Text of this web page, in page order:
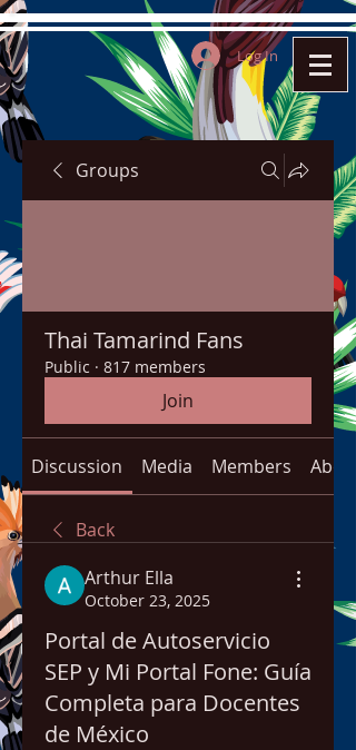
Log In
Groups
Thai Tamarind Fans
Public · 817 members
Join
Discussion Media Members About
Back
Arthur Ella
October 23, 2025
Portal de Autoservicio
SEP y Mi Portal Fone: Guía
Completa para Docentes
de México